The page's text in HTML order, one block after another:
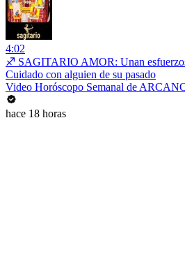
4:02
♐ SAGITARIO AMOR: Unan
Cuidado con alguien de su pasado
Video Horóscopo Semanal de
hace 18 horas